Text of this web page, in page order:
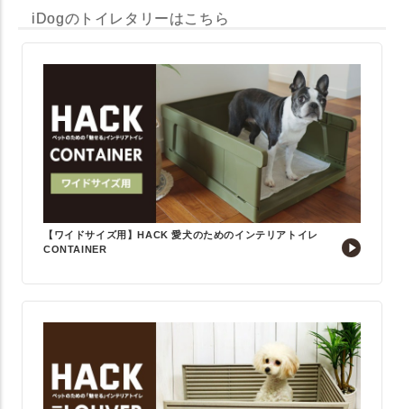
iDogのトイレタリーはこちら
【ワイドサイズ用】HACK 愛犬のためのインテリアトイレ
CONTAINER